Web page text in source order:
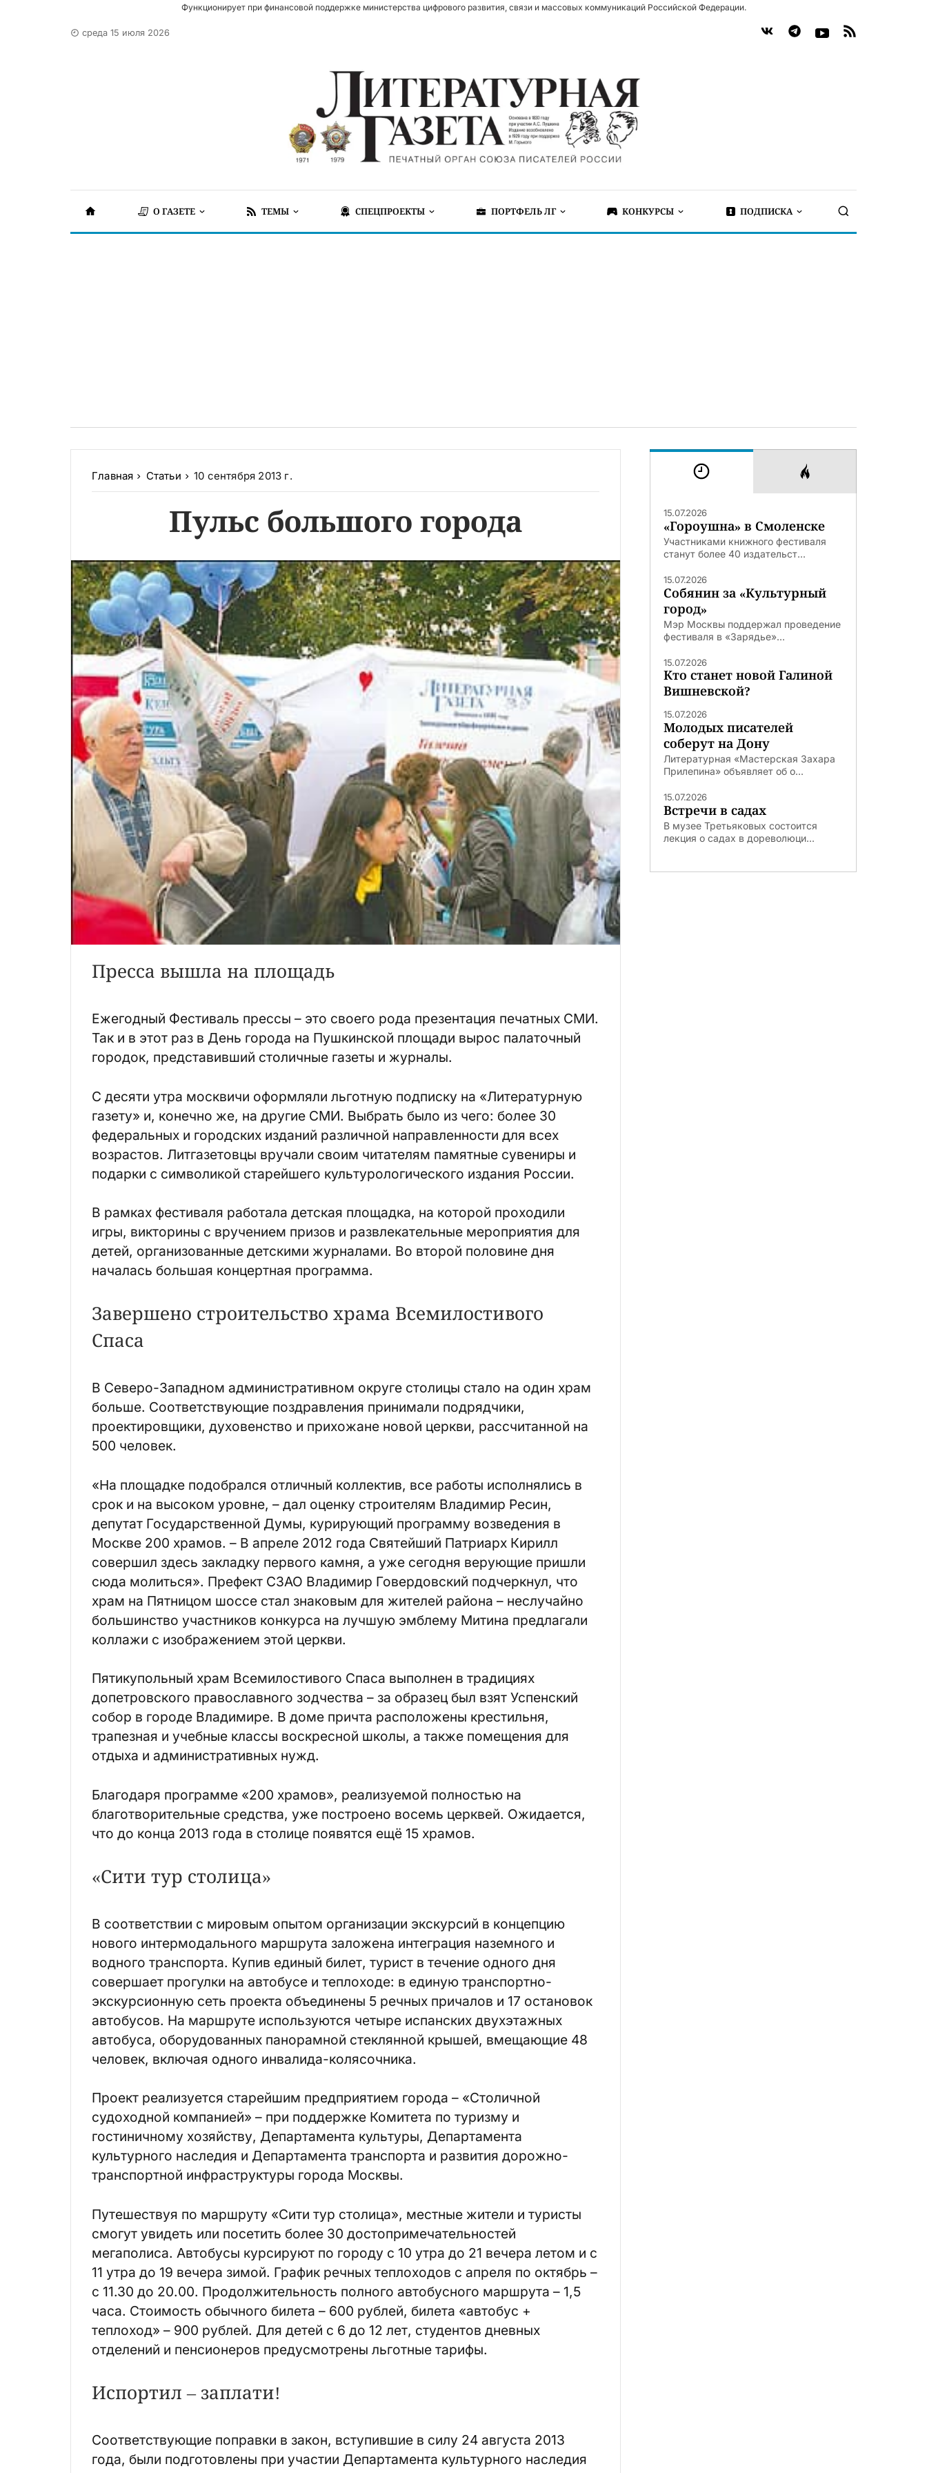
Функционирует при финансовой поддержке министерства цифрового развития, связи и массовых коммуникаций Российской Федерации.
среда 15 июля 2026
О ГАЗЕТЕ ТЕМЫ СПЕЦПРОЕКТЫ ПОРТФЕЛЬ ЛГ КОНКУРСЫ ПОДПИСКА
Главная Статьи 10 сентября 2013 г.
Пульс большого города
Пресса вышла на площадь
Ежегодный Фестиваль прессы – это своего рода презентация печатных СМИ.
Так и в этот раз в День города на Пушкинской площади вырос палаточный
городок, представивший столичные газеты и журналы.
С десяти утра москвичи оформляли льготную подписку на «Литературную
газету» и, конечно же, на другие СМИ. Выбрать было из чего: более 30
федеральных и городских изданий различной направленности для всех
возрастов. Литгазетовцы вручали своим читателям памятные сувениры и
подарки с символикой старейшего культурологического издания России.
В рамках фестиваля работала детская площадка, на которой проходили
игры, викторины с вручением призов и развлекательные мероприятия для
детей, организованные детскими журналами. Во второй половине дня
началась большая концертная программа.
Завершено строительство храма Всемилостивого
Спаса
В Северо-Западном административном округе столицы стало на один храм
больше. Соответствующие поздравления принимали подрядчики,
проектировщики, духовенство и прихожане новой церкви, рассчитанной на
500 человек.
«На площадке подобрался отличный коллектив, все работы исполнялись в
срок и на высоком уровне, – дал оценку строителям Владимир Ресин,
депутат Государственной Думы, курирующий программу возведения в
Москве 200 храмов. – В апреле 2012 года Святейший Патриарх Кирилл
совершил здесь закладку первого камня, а уже сегодня верующие пришли
сюда молиться». Префект СЗАО Владимир Говердовский подчеркнул, что
храм на Пятницом шоссе стал знаковым для жителей района – неслучайно
большинство участников конкурса на лучшую эмблему Митина предлагали
коллажи с изображением этой церкви.
Пятикупольный храм Всемилостивого Спаса выполнен в традициях
допетровского православного зодчества – за образец был взят Успенский
собор в городе Владимире. В доме причта расположены крестильня,
трапезная и учебные классы воскресной школы, а также помещения для
отдыха и административных нужд.
Благодаря программе «200 храмов», реализуемой полностью на
благотворительные средства, уже построено восемь церквей. Ожидается,
что до конца 2013 года в столице появятся ещё 15 храмов.
«Сити тур столица»
В соответствии с мировым опытом организации экскурсий в концепцию
нового интермодального маршрута заложена интеграция наземного и
водного транспорта. Купив единый билет, турист в течение одного дня
совершает прогулки на автобусе и теплоходе: в единую транспортно-
экскурсионную сеть проекта объединены 5 речных причалов и 17 остановок
автобусов. На маршруте используются четыре испанских двухэтажных
автобуса, оборудованных панорамной стеклянной крышей, вмещающие 48
человек, включая одного инвалида-колясочника.
Проект реализуется старейшим предприятием города – «Столичной
судоходной компанией» – при поддержке Комитета по туризму и
гостиничному хозяйству, Департамента культуры, Департамента
культурного наследия и Департамента транспорта и развития дорожно-
транспортной инфраструктуры города Москвы.
Путешествуя по маршруту «Сити тур столица», местные жители и туристы
смогут увидеть или посетить более 30 достопримечательностей
мегаполиса. Автобусы курсируют по городу с 10 утра до 21 вечера летом и с
11 утра до 19 вечера зимой. График речных теплоходов с апреля по октябрь –
с 11.30 до 20.00. Продолжительность полного автобусного маршрута – 1,5
часа. Стоимость обычного билета – 600 рублей, билета «автобус +
теплоход» – 900 рублей. Для детей с 6 до 12 лет, студентов дневных
отделений и пенсионеров предусмотрены льготные тарифы.
Испортил – заплати!
Соответствующие поправки в закон, вступившие в силу 24 августа 2013
года, были подготовлены при участии Департамента культурного наследия
15.07.2026
«Гороушна» в Смоленске
Участниками книжного фестиваля
станут более 40 издательст...
15.07.2026
Собянин за «Культурный
город»
Мэр Москвы поддержал проведение
фестиваля в «Зарядье»...
15.07.2026
Кто станет новой Галиной
Вишневской?
15.07.2026
Молодых писателей
соберут на Дону
Литературная «Мастерская Захара
Прилепина» объявляет об о...
15.07.2026
Встречи в садах
В музее Третьяковых состоится
лекция о садах в дореволюци...